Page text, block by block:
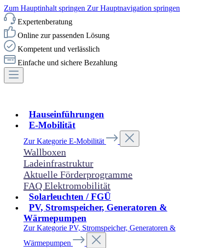
Zum Hauptinhalt springen Zur Hauptnavigation springen
Expertenberatung
Online zur passenden Lösung
Kompetent und verlässlich
Einfache und sichere Bezahlung
Hauseinführungen
E-Mobilität
Zur Kategorie E-Mobilität
Wallboxen
Ladeinfrastruktur
Aktuelle Förderprogramme
FAQ Elektromobilität
Solarleuchten / FGÜ
PV, Stromspeicher, Generatoren &
Wärmepumpen
Zur Kategorie PV, Stromspeicher, Generatoren &
Wärmepumpen